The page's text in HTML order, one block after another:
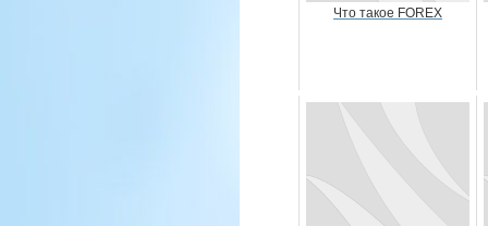
Что такое FOREX